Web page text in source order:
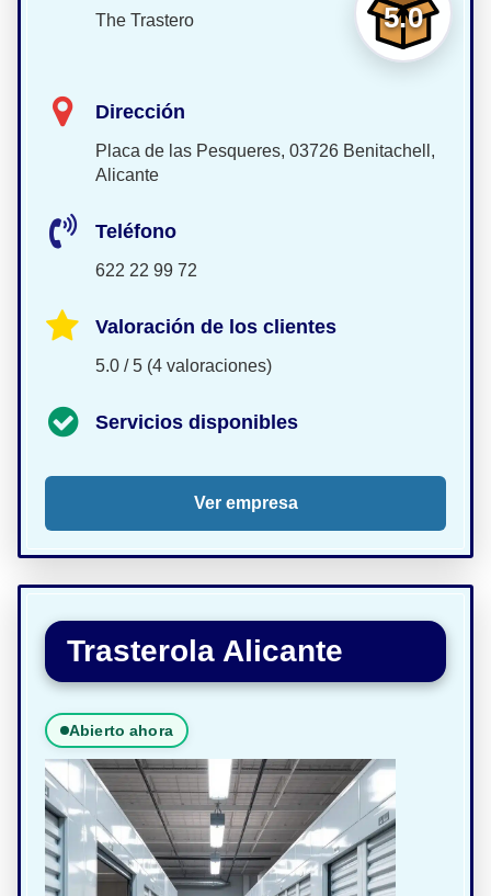
5.0
The Trastero
Dirección
Placa de las Pesqueres, 03726 Benitachell,
Alicante
Teléfono
622 22 99 72
Valoración de los clientes
5.0 / 5 (4 valoraciones)
Servicios disponibles
Ver empresa
Trasterola Alicante
Abierto ahora